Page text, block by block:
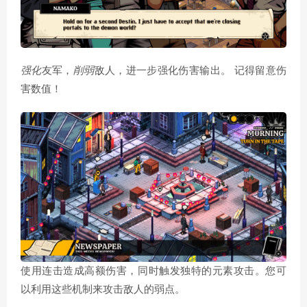
强化友军， 削弱敌人，进一步强化伤害输出。 记得留意伤
害数值！
使用连击造成高额伤害，同时触发独特的元素攻击。您可
以利用这些机制来攻击敌人的弱点。